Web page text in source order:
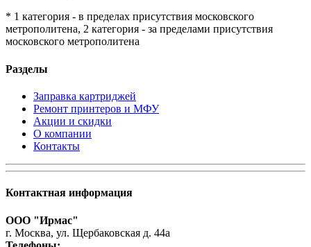
* 1 категория - в пределах присутствия московского
метрополитена, 2 категория - за пределами присутствия
московского метрополитена
Разделы
Заправка картриджей
Ремонт принтеров и МФУ
Акции и скидки
О компании
Контакты
Контактная информация
ООО "Ирмас"
г. Москва, ул. Щербаковская д. 44а